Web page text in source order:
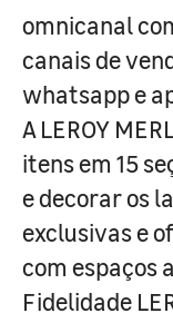
omnicanal
canais de
whatsapp e
A LEROY
itens em 15
e decorar os
exclusivas e
com espaços
Fidelidade